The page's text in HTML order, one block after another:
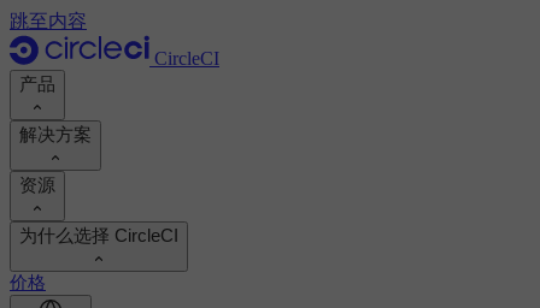
跳至内容
CircleCI
产品
产品
演示
产品路线图
解决方案
开发人员
平台工程师
安全工程师
资源
文档
为什么选择 CircleCI
价格